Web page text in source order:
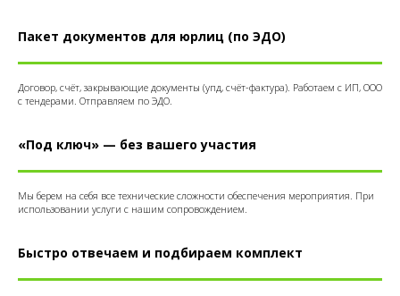
Пакет документов для юрлиц (по ЭДО)
Договор, счёт, закрывающие документы (упд, счёт-фактура). Работаем с ИП, ООО
с тендерами. Отправляем по ЭДО.
«Под ключ» — без вашего участия
Мы берем на себя все технические сложности обеспечения мероприятия. При
использовании услуги с нашим сопровождением.
Быстро отвечаем и подбираем комплект